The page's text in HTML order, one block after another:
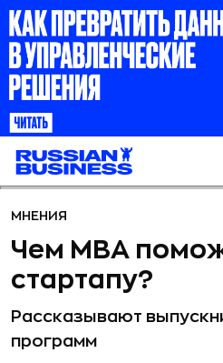
МНЕНИЯ
Чем MBA
стартапу?
Рассказывают
программ